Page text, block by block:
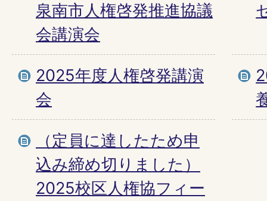
泉南市人権啓発推進協議
会講演会
2025年度人権啓発講演
会
（定員に達したため申
込み締め切りました）
2025校区人権協フィー